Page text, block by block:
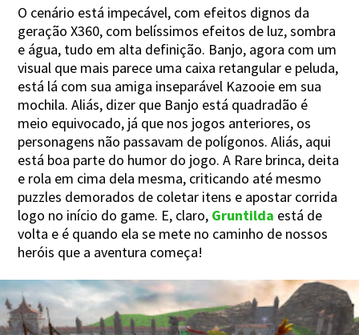
O cenário está impecável, com efeitos dignos da
geração X360, com belíssimos efeitos de luz, sombra
e água, tudo em alta definição. Banjo, agora com um
visual que mais parece uma caixa retangular e peluda,
está lá com sua amiga inseparável Kazooie em sua
mochila. Aliás, dizer que Banjo está quadradão é
meio equivocado, já que nos jogos anteriores, os
personagens não passavam de polígonos. Aliás, aqui
está boa parte do humor do jogo. A Rare brinca, deita
e rola em cima dela mesma, criticando até mesmo
puzzles demorados de coletar itens e apostar corrida
logo no início do game. E, claro, Gruntilda está de
volta e é quando ela se mete no caminho de nossos
heróis que a aventura começa!